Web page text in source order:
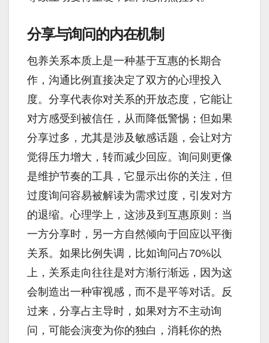
分享与询问的内在机制
包养关系本质上是一种基于互惠的长期合
作，沟通比例直接决定了双方的心理投入
度。分享代表你对关系的开放态度，它能让
对方感受到被信任，从而降低警惕；但如果
分享过多，尤其是涉及敏感话题，会让对方
觉得压力增大，转而减少回应。询问则更像
是维护节奏的工具，它显示出你的关注，但
过度询问容易被解读为需求过度，引发对方
的退缩。心理学上，这涉及到互惠原则：当
一方分享时，另一方自然倾向于回应以平衡
关系。如果比例失调，比如询问占70%以
上，关系走向往往是对方渐行渐远，因为这
会制造出一种审视感，而不是平等对话。反
过来，分享占主导时，如果对方不主动询
问，可能会演变为你的独白，消耗你的热